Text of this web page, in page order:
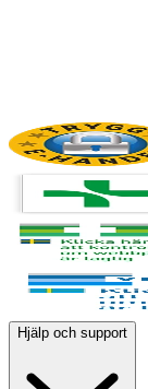
Hjälp och support